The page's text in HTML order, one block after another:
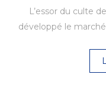
L’essor du culte
développé le